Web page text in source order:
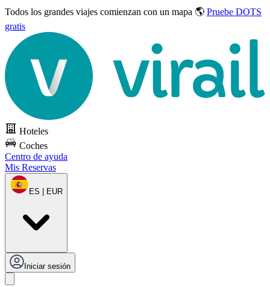
Todos los grandes viajes comienzan con un mapa 🌎 Pruebe DOTS
gratis
Hoteles
Coches
Centro de ayuda
Mis Reservas
ES | EUR
Iniciar sesión